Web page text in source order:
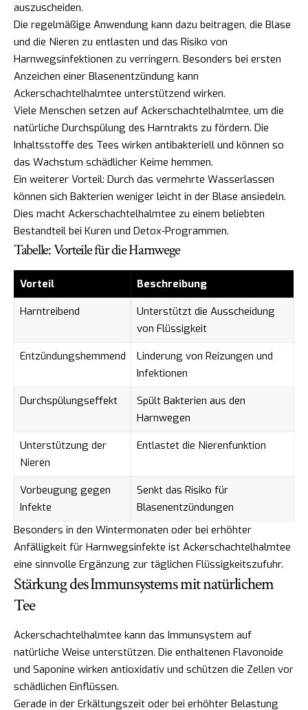
auszuscheiden.
Die regelmäßige Anwendung kann dazu beitragen, die Blase
und die Nieren zu entlasten und das Risiko von
Harnwegsinfektionen zu verringern. Besonders bei ersten
Anzeichen einer Blasenentzündung kann
Ackerschachtelhalmtee unterstützend wirken.
Viele Menschen setzen auf Ackerschachtelhalmtee, um die
natürliche Durchspülung des Harntrakts zu fördern. Die
Inhaltsstoffe des Tees wirken antibakteriell und können so
das Wachstum schädlicher Keime hemmen.
Ein weiterer Vorteil: Durch das vermehrte Wasserlassen
können sich Bakterien weniger leicht in der Blase ansiedeln.
Dies macht Ackerschachtelhalmtee zu einem beliebten
Bestandteil bei Kuren und Detox-Programmen.
Tabelle: Vorteile für die Harnwege
Vorteil
Beschreibung
Harntreibend
Unterstützt die Ausscheidung
von Flüssigkeit
Entzündungshemmend
Linderung von Reizungen und
Infektionen
Durchspülungseffekt
Spült Bakterien aus den
Harnwegen
Unterstützung der
Nieren
Entlastet die Nierenfunktion
Vorbeugung gegen
Infekte
Senkt das Risiko für
Blasenentzündungen
Besonders in den Wintermonaten oder bei erhöhter
Anfälligkeit für Harnwegsinfekte ist Ackerschachtelhalmtee
eine sinnvolle Ergänzung zur täglichen Flüssigkeitszufuhr.
Stärkung des Immunsystems mit natürlichem
Tee
Ackerschachtelhalmtee kann das Immunsystem auf
natürliche Weise unterstützen. Die enthaltenen Flavonoide
und Saponine wirken antioxidativ und schützen die Zellen vor
schädlichen Einflüssen.
Gerade in der Erkältungszeit oder bei erhöhter Belastung